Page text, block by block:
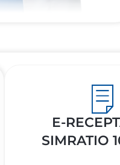
E-
SIMRATIO